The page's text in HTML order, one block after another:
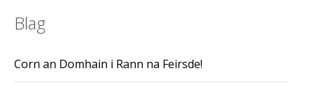
Blag
Corn an Domhain i Rann na Feirsde!